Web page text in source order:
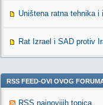
Uništena ratna tehnika
Rat Izrael i SAD protiv
RSS FEED-OVI OVOG
RSS najnovijih topica